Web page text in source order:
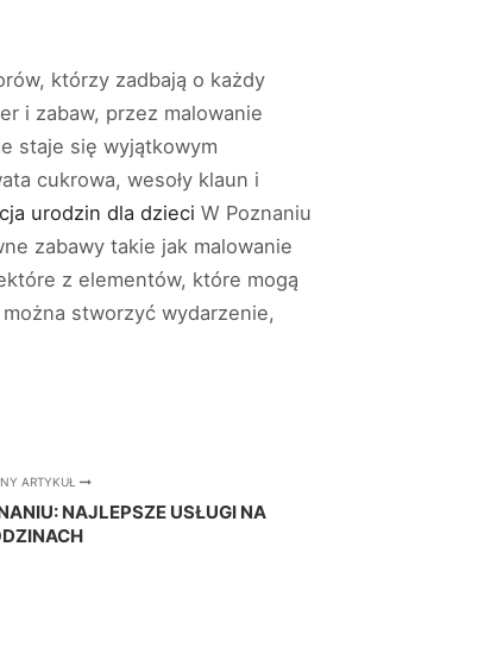
którzy zadbają o każdy
i zabaw, przez malowanie
staje się wyjątkowym
cukrowa, wesoły klaun i
urodzin dla dzieci W Poznaniu
zabawy takie jak malowanie
z elementów, które mogą
stworzyć wydarzenie,
ARTYKUŁ
NAJLEPSZE USŁUGI NA